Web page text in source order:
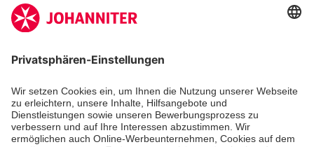
Zertifizierung der Johanniter-Unfall-Hilfe e.V.
Die Johanniter GmbH führt das Spendenzertifikat
des Deutschen Spendenrats e.V.